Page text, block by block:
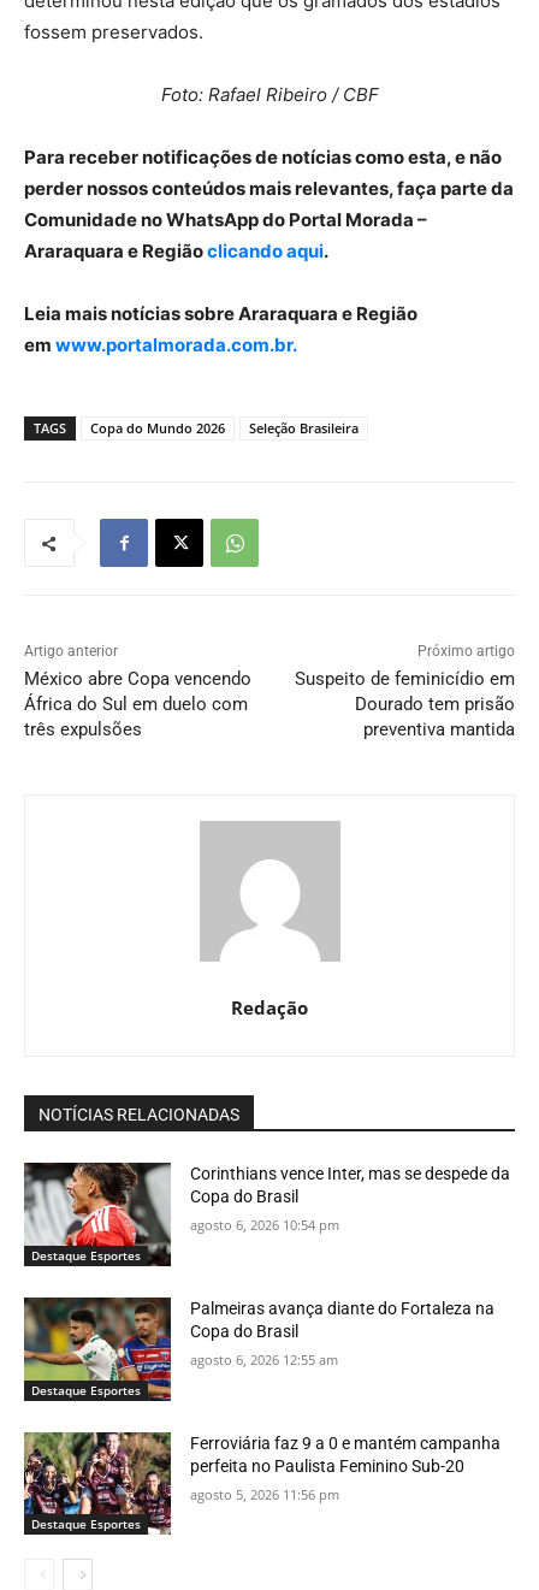
fossem preservados.
Foto: Rafael Ribeiro / CBF
Para receber notificações de notícias como esta, e não
perder nossos conteúdos mais relevantes, faça parte da
Comunidade no WhatsApp do Portal Morada –
Araraquara e Regiãoclicando aqui.
Leia mais notícias sobre Araraquara e Região
em www.portalmorada.com.br.
TAGS Copa do Mundo 2026 Seleção Brasileira
Artigo anterior
México abre Copa vencendo
África do Sul em duelo com
três expulsões
Próximo artigo
Suspeito de feminicídio em
Dourado tem prisão
preventiva mantida
Redação
NOTÍCIAS RELACIONADAS
Destaque Esportes
Corinthians vence Inter, mas se despede da
Copa do Brasil
agosto 6, 2026 10:54 pm
Destaque Esportes
Palmeiras avança diante do Fortaleza na
Copa do Brasil
agosto 6, 2026 12:55 am
Destaque Esportes
Ferroviária faz 9 a 0 e mantém campanha
perfeita no Paulista Feminino Sub-20
agosto 5, 2026 11:56 pm